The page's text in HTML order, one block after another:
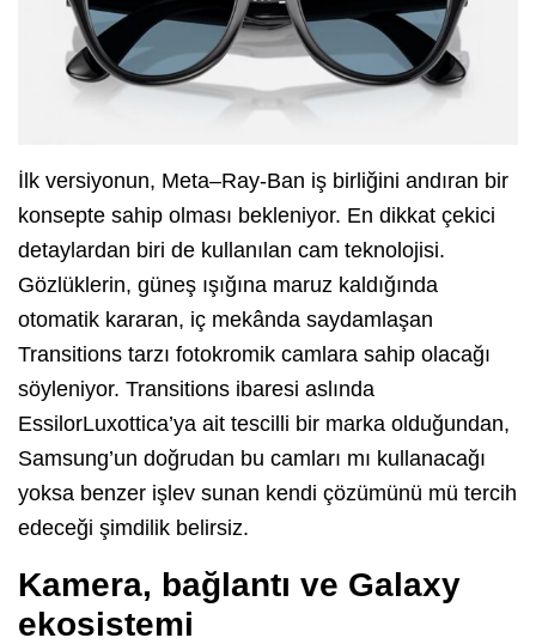
İlk versiyonun, Meta–Ray-Ban iş birliğini andıran bir
konsepte sahip olması bekleniyor. En dikkat çekici
detaylardan biri de kullanılan cam teknolojisi.
Gözlüklerin, güneş ışığına maruz kaldığında
otomatik kararan, iç mekânda saydamlaşan
Transitions tarzı fotokromik camlara sahip olacağı
söyleniyor. Transitions ibaresi aslında
EssilorLuxottica’ya ait tescilli bir marka olduğundan,
Samsung’un doğrudan bu camları mı kullanacağı
yoksa benzer işlev sunan kendi çözümünü mü tercih
edeceği şimdilik belirsiz.
Kamera, bağlantı ve Galaxy
ekosistemi